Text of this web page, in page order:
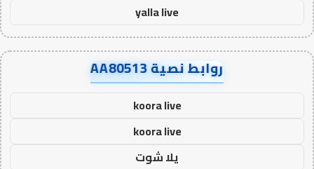
yalla live
روابط نصية AA80513
koora live
koora live
يلا شوت